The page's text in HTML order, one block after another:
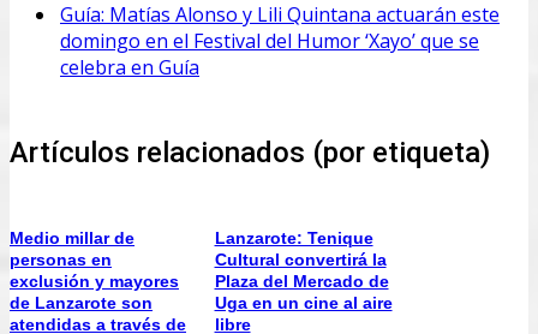
Guía: Matías Alonso y Lili Quintana actuarán este
domingo en el Festival del Humor ‘Xayo’ que se
celebra en Guía
Artículos relacionados (por etiqueta)
Medio millar de
personas en
exclusión y mayores
de Lanzarote son
atendidas a través de
Lanzarote: Tenique
Cultural convertirá la
Plaza del Mercado de
Uga en un cine al aire
libre